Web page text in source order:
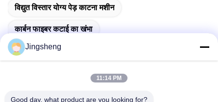
विद्युत विस्तार योग्य पेड़ काटना मशीन
कार्बन फाइबर कटाई का खंभा
Jingsheng
11:14 PM
Good day, what product are you looking for?